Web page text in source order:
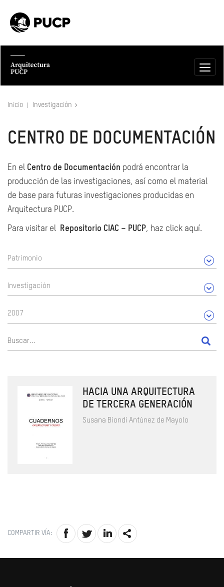
Inicio Investigación
CENTRO DE DOCUMENTACIÓN
En el Centro de Documentación podrá encontrar la
producción de las investigaciones, así como el material
de base para futuras investigaciones producidas en
Arquitectura PUCP.
Para visitar el Repositorio CIAC – PUCP, haz click aquí.
Patrimonio
Investigación
2007
HACIA UNA ARQUITECTURA
DE TERCERA GENERACIÓN
Susana Biondi Antúnez de Mayolo
COMPARTIR VÍA: